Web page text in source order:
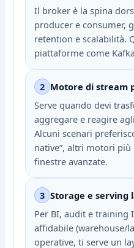
Il broker è la spina
producer e consumer,
retention e scalabilità.
piattaforme come
2 Motore di stream
Serve quando devi
aggregare e reagire
Alcuni scenari
native”, altri motori
finestre avanzate.
3 Storage e serving
Per BI, audit e training
affidabile (warehouse/
operative, ti serve un